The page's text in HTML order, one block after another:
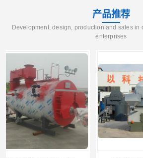
产品推荐
Development, design, production and sales in
enterprises